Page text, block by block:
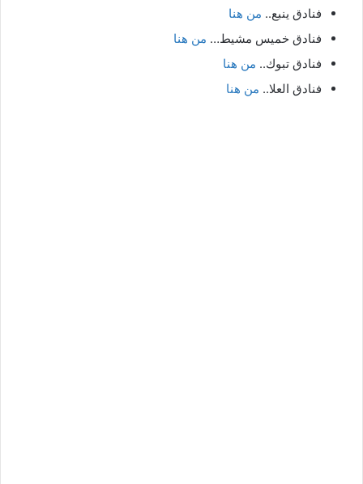
فنادق ينبع.. من هنا
فنادق خميس مشيط… من هنا
فنادق تبوك.. من هنا
فنادق العلا.. من هنا